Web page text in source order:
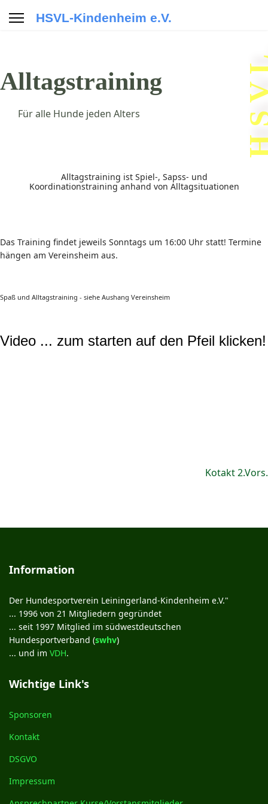
HSVL-Kindenheim e.V.
Alltagstraining H
Für alle Hunde jeden Alters
Alltagstraining ist Spiel-, Sapss- und
Koordinationstraining anhand von Alltagsituationen
Das Training findet jeweils Sonntags um 16:00 Uhr statt! Termine
hängen am Vereinsheim aus.
Spaß und Alltagstraining - siehe Aushang Vereinsheim
Video ... zum starten auf den Pfeil klicken!
Kotakt 2.Vors.
Information
Der Hundesportverein Leiningerland-Kindenheim e.V."
... 1996 von 21 Mitgliedern gegründet
... seit 1997 Mitglied im südwestdeutschen
Hundesportverband (swhv)
... und im VDH.
Wichtige Link's
Sponsoren
Kontakt
DSGVO
Impressum